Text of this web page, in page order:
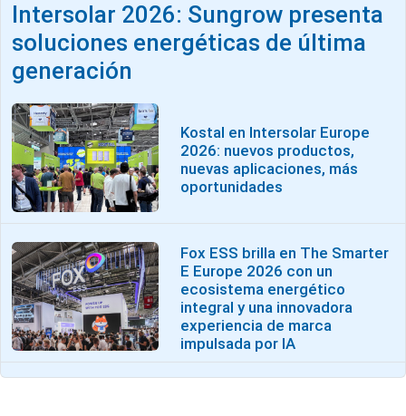
Intersolar 2026: Sungrow presenta
soluciones energéticas de última
generación
Kostal en Intersolar Europe
2026: nuevos productos,
nuevas aplicaciones, más
oportunidades
Fox ESS brilla en The Smarter
E Europe 2026 con un
ecosistema energético
integral y una innovadora
experiencia de marca
impulsada por IA